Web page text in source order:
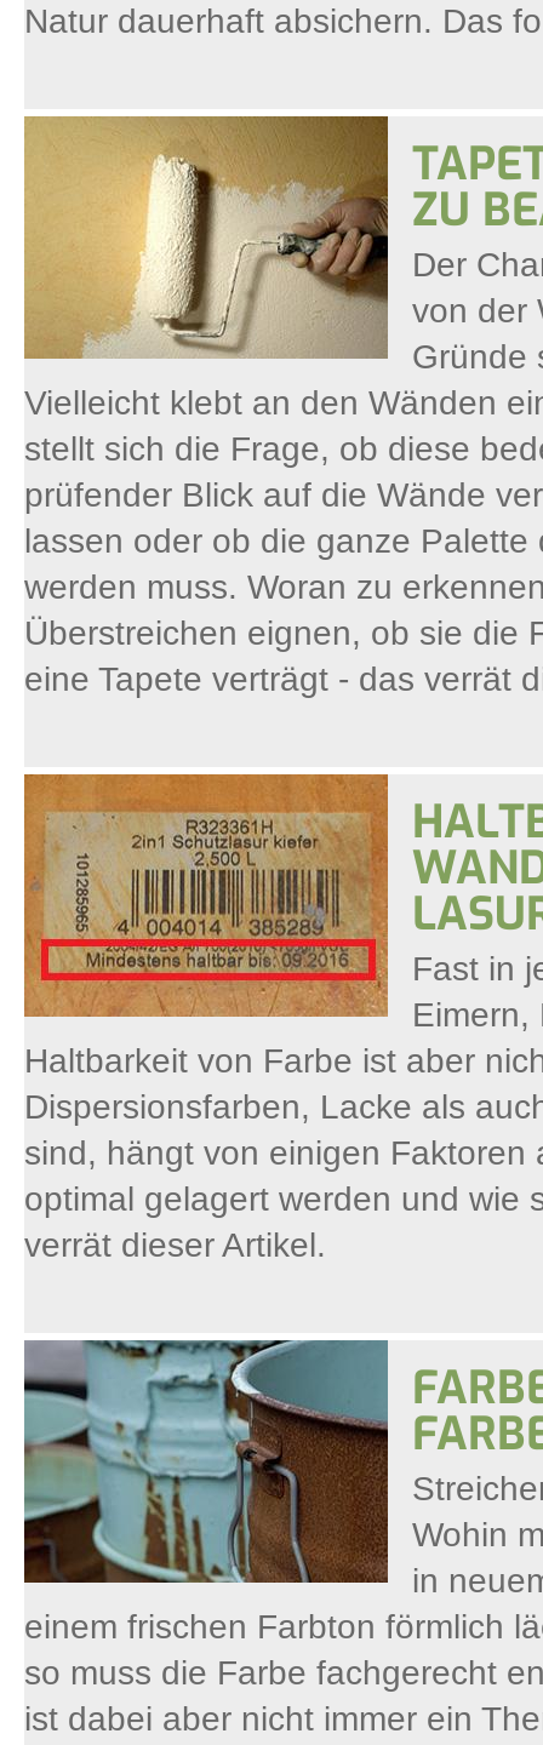
Natur dauerhaft absichern. Das
ZU
Der
von der
Gründe
Vielleicht klebt an den Wänden
stellt sich die Frage, ob diese
prüfender Blick auf die Wände
lassen oder ob die ganze
werden muss. Woran zu
Überstreichen eignen, ob sie die
eine Tapete verträgt - das verrät
Fast in
Eimern,
Haltbarkeit von Farbe ist aber
Dispersionsfarben, Lacke als
sind, hängt von einigen
optimal gelagert werden und wie
verrät dieser Artikel.
Wohin
in
einem frischen Farbton förmlich
so muss die Farbe fachgerecht
ist dabei aber nicht immer ein